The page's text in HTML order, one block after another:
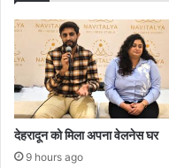
देहरादून को मिला अपना वेलनेस घर
9 hours ago